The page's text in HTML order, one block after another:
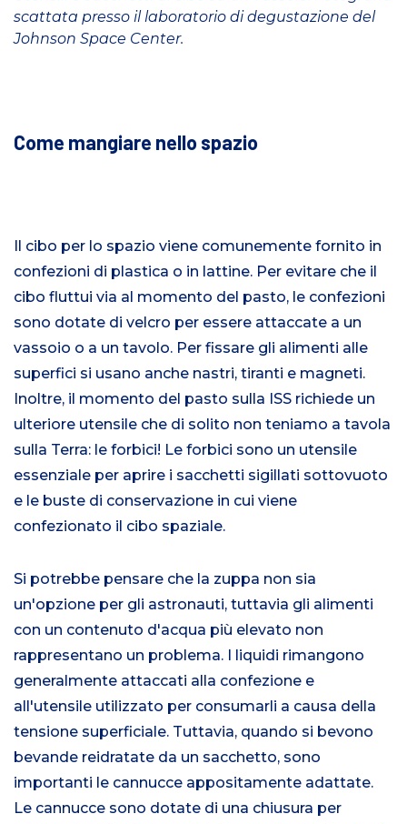
scattata presso il laboratorio di degustazione del
Johnson Space Center.
Come mangiare nello spazio
Il cibo per lo spazio viene comunemente fornito in
confezioni di plastica o in lattine. Per evitare che il
cibo fluttui via al momento del pasto, le confezioni
sono dotate di velcro per essere attaccate a un
vassoio o a un tavolo. Per fissare gli alimenti alle
superfici si usano anche nastri, tiranti e magneti.
Inoltre, il momento del pasto sulla ISS richiede un
ulteriore utensile che di solito non teniamo a tavola
sulla Terra: le forbici! Le forbici sono un utensile
essenziale per aprire i sacchetti sigillati sottovuoto
e le buste di conservazione in cui viene
confezionato il cibo spaziale.
Si potrebbe pensare che la zuppa non sia
un'opzione per gli astronauti, tuttavia gli alimenti
con un contenuto d'acqua più elevato non
rappresentano un problema. I liquidi rimangono
generalmente attaccati alla confezione e
all'utensile utilizzato per consumarli a causa della
tensione superficiale. Tuttavia, quando si bevono
bevande reidratate da un sacchetto, sono
importanti le cannucce appositamente adattate.
Le cannucce sono dotate di una chiusura per